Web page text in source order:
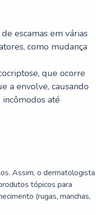
escamas em várias
como mudança
que ocorre
a envolve, causando
até
Assim, o dermatologista
tópicos para
(rugas, manchas,